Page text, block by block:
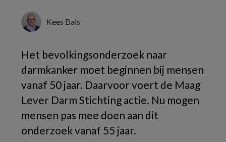
Kees Bals
Het bevolkingsonderzoek naar
darmkanker moet beginnen bij mensen
vanaf 50 jaar. Daarvoor voert de Maag
Lever Darm Stichting actie. Nu mogen
mensen pas mee doen aan dit
onderzoek vanaf 55 jaar.